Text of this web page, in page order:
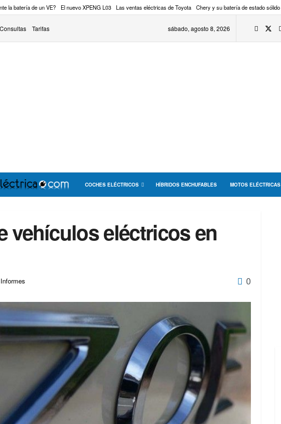
la batería de un VE? El nuevo XPENG L03 Las ventas eléctricas de Toyota Chery y su batería de estado sólido
Consultas Tarifas sábado, agosto 8, 2026
COCHES ELÉCTRICOS HÍBRIDOS ENCHUFABLES MOTOS ELÉCTRICAS
vehículos eléctricos en
0